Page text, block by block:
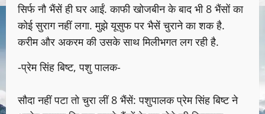
सिर्फ नौ भैंसें ही घर आईं. काफी खोजबीन के बाद भी 8 भैंसों का
कोई सुराग नहीं लगा. मुझे यूसुफ पर भैसें चुराने का शक है.
करीम और अकरम की उसके साथ मिलीभगत लग रही है.
-प्रेम सिंह बिष्ट, पशु पालक-
सौदा नहीं पटा तो चुरा लीं 8 भैंसें: पशुपालक प्रेम सिंह बिष्ट ने